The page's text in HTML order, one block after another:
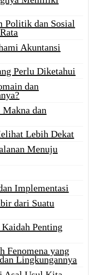
Politik dan Sosial
Akuntansi
Perlu Diketahui
dan
dan
Lebih Dekat
Menuju
Implementasi
dari Suatu
Penting
Fenomena yang
Lingkungannya